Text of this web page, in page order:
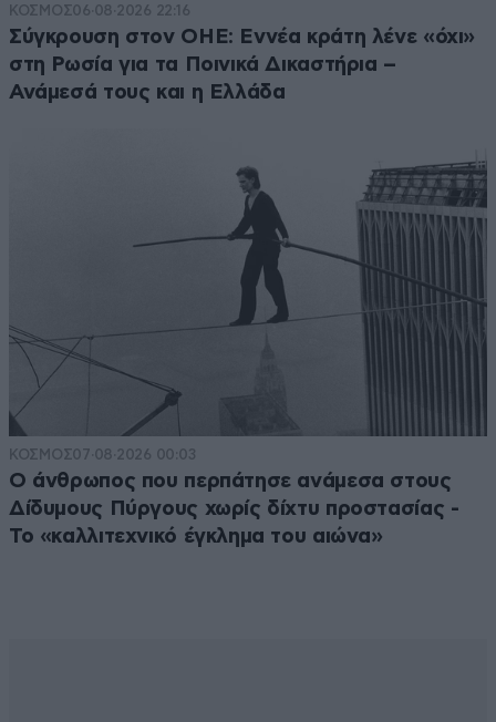
ΚΟΣΜΟΣ06·08·2026 22:16
Σύγκρουση στον ΟΗΕ: Εννέα κράτη λένε «όχι»
στη Ρωσία για τα Ποινικά Δικαστήρια –
Ανάμεσά τους και η Ελλάδα
ΚΟΣΜΟΣ07·08·2026 00:03
Ο άνθρωπος που περπάτησε ανάμεσα στους
Δίδυμους Πύργους χωρίς δίχτυ προστασίας -
Το «καλλιτεχνικό έγκλημα του αιώνα»